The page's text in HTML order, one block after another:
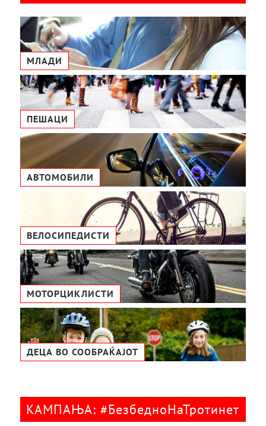
МЛАДИ
ПЕШАЦИ
АВТОМОБИЛИ
ВЕЛОСИПЕДИСТИ
МОТОРЦИКЛИСТИ
ДЕЦА ВО СООБРАЌАЈОТ
КАМПАЊА: #БезбедноНаТротинет